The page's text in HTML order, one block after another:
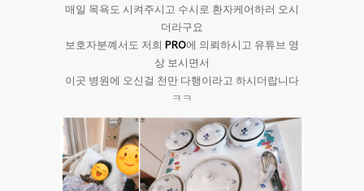
매일 목욕도 시켜주시고 수시로 환자케어하러 오시
더라구요
보호자분꼐서도 저희 PRO에 의뢰하시고 유튜브 영
상 보시면서
이곳 병원에 오신걸 천만 다행이라고 하시더랍니다
ㅋㅋ